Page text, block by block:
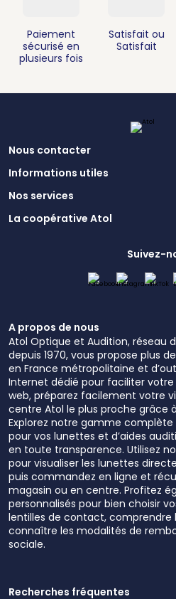
Paiement
sécurisé en
plusieurs fois
Satisfait ou
Satisfait
Nous contacter
Informations utiles
Nos services
La coopérative Atol
Suivez-
A propos de nous
Atol Optique et Audition, réseau
depuis 1970, vous propose plus
en France métropolitaine et
Internet dédié pour faciliter votre
web, préparez facilement votre
centre Atol le plus proche grâce
Explorez notre gamme complète
pour vos lunettes et d’aides
en toute transparence. Utilisez
pour visualiser les lunettes
puis commandez en ligne et
magasin ou en centre. Profitez
personnalisés pour bien choisir
lentilles de contact, comprendre
connaître les modalités de
sociale.
Recherches fréquentes